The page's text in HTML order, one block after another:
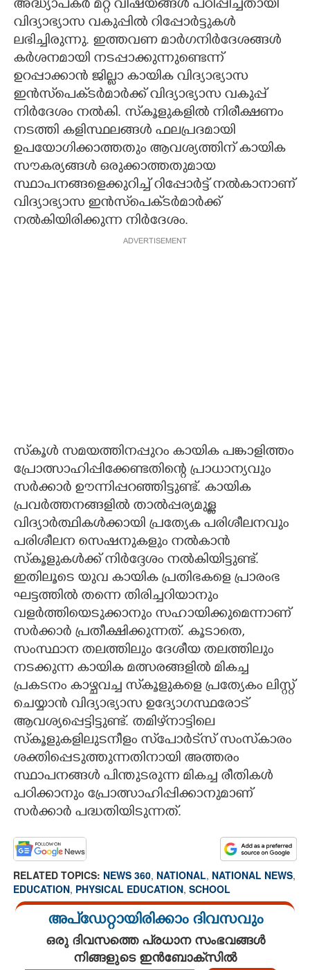
അദ്ധ്യാപകർ മറ്റ് വിഷയങ്ങൾ പഠിപ്പിച്ചതായി
വിദ്യാഭ്യാസ വകുപ്പിൽ റിപ്പോർട്ടുകൾ
ലഭിച്ചിരുന്നു. ഇത്തവണ മാർഗനിർദേശങ്ങൾ
കർശനമായി നടപ്പാക്കുന്നുണ്ടെന്ന്
ഉറപ്പാക്കാൻ ജില്ലാ കായിക വിദ്യാഭ്യാസ
ഇൻസ്‌പെക്‌ടർമാർക്ക് വിദ്യാഭ്യാസ വകുപ്പ്
നിർദേശം നൽകി. സ്‌കൂളുകളിൽ നിരീക്ഷണം
നടത്തി കളിസ്ഥലങ്ങൾ ഫലപ്രദമായി
ഉപയോഗിക്കാത്തതും ആവശ്യത്തിന് കായിക
സൗകര്യങ്ങൾ ഒരുക്കാത്തതുമായ
സ്ഥാപനങ്ങളെക്കുറിച്ച് റിപ്പോർട്ട് നൽകാനാണ്
വിദ്യാഭ്യാസ ഇൻസ്‌പെക്‌ടർമാർക്ക്
നൽകിയിരിക്കുന്ന നി‌‌ർദേശം.
ADVERTISEMENT
സ്‌കൂൾ സമയത്തിനപ്പുറം കായിക പങ്കാളിത്തം
പ്രോത്സാഹിപ്പിക്കേണ്ടതിന്റെ പ്രാധാന്യവും
സർക്കാർ ഊന്നിപ്പറഞ്ഞിട്ടുണ്ട്. കായിക
പ്രവർത്തനങ്ങളിൽ താൽപ്പര്യമുള്ള
വിദ്യാർത്ഥികൾക്കായി പ്രത്യേക പരിശീലനവും
പരിശീലന സെഷനുകളും നൽകാൻ
സ്‌കൂളുകൾക്ക് നിർദ്ദേശം നൽകിയിട്ടുണ്ട്.
ഇതിലൂടെ യുവ കായിക പ്രതിഭകളെ പ്രാരംഭ
ഘട്ടത്തിൽ തന്നെ തിരിച്ചറിയാനും
വളർത്തിയെടുക്കാനും സഹായിക്കുമെന്നാണ്
സർക്കാർ പ്രതീക്ഷിക്കുന്നത്. കൂടാതെ,
സംസ്ഥാന തലത്തിലും ദേശീയ തലത്തിലും
നടക്കുന്ന കായിക മത്സരങ്ങളിൽ മികച്ച
പ്രകടനം കാഴ്ചവച്ച സ്‌കൂളുകളെ പ്രത്യേകം ലിസ്റ്റ്
ചെയ്യാൻ വിദ്യാഭ്യാസ ഉദ്യോഗസ്ഥരോട്
ആവശ്യപ്പെട്ടിട്ടുണ്ട്. തമിഴ്‌നാട്ടിലെ
സ്‌കൂളുകളിലുടനീളം സ്‌പോർട്‌സ് സംസ്‌കാരം
ശക്തിപ്പെടുത്തുന്നതിനായി അത്തരം
സ്ഥാപനങ്ങൾ പിന്തുടരുന്ന മികച്ച രീതികൾ
പഠിക്കാനും പ്രോത്സാഹിപ്പിക്കാനുമാണ്
സർക്കാർ പദ്ധതിയിടുന്നത്.
RELATED TOPICS: NEWS 360, NATIONAL, NATIONAL NEWS,
EDUCATION, PHYSICAL EDUCATION, SCHOOL
അപ്ഡേറ്റായിരിക്കാം ദിവസവും
ഒരു ദിവസത്തെ പ്രധാന സംഭവങ്ങൾ
നിങ്ങളുടെ ഇൻബോക്സിൽ